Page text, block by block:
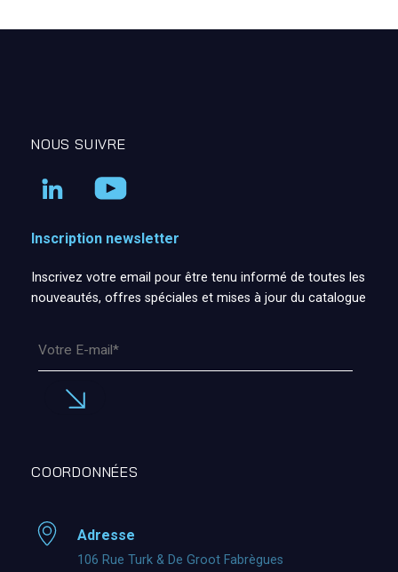
COORDONNÉES
Adresse
106 Rue Turk & De Groot Fabrègues
NOUS SUIVRE
Inscription newsletter
Inscrivez votre email pour être tenu informé de toutes les
nouveautés, offres spéciales et mises à jour du catalogue